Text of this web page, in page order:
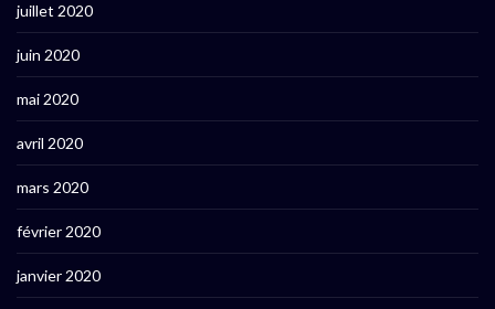
juillet 2020
juin 2020
mai 2020
avril 2020
mars 2020
février 2020
janvier 2020